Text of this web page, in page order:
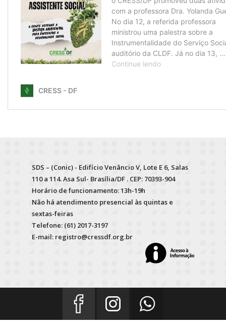
SDS – (Conic) - Edifício Venâncio V, Lote E 6, Salas
110 a 114. Asa Sul- Brasília/DF . CEP: 70393-904
Horário de funcionamento: 13h-19h
Não há atendimento presencial às quintas e
sextas-feiras
Telefone: (61) 2017-3197
E-mail: registro@cressdf.org.br